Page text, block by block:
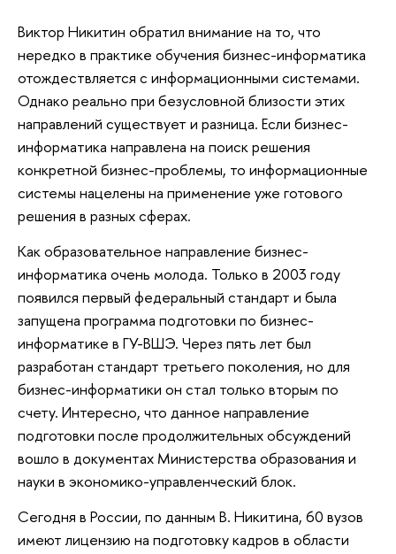
Виктор Никитин обратил внимание на то, что
нередко в практике обучения бизнес-информатика
отождествляется с информационными системами.
Однако реально при безусловной близости этих
направлений существует и разница. Если бизнес-
информатика направлена на поиск решения
конкретной бизнес-проблемы, то информационные
системы нацелены на применение уже готового
решения в разных сферах.
Как образовательное направление бизнес-
информатика очень молода. Только в 2003 году
появился первый федеральный стандарт и была
запущена программа подготовки по бизнес-
информатике в ГУ-ВШЭ. Через пять лет был
разработан стандарт третьего поколения, но для
бизнес-информатики он стал только вторым по
счету. Интересно, что данное направление
подготовки после продолжительных обсуждений
вошло в документах Министерства образования и
науки в экономико-управленческий блок.
Сегодня в России, по данным В. Никитина, 60 вузов
имеют лицензию на подготовку кадров в области